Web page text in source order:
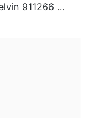
911266 ...